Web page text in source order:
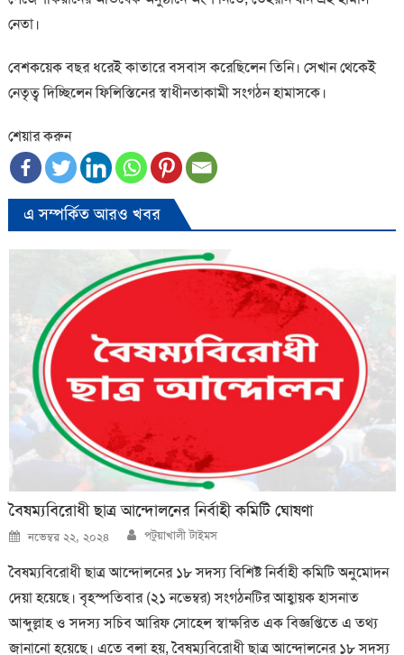
নেতা।
বেশকয়েক বছর ধরেই কাতারে বসবাস করেছিলেন তিনি। সেখান থেকেই
নেতৃত্ব দিচ্ছিলেন ফিলিস্তিনের স্বাধীনতাকামী সংগঠন হামাসকে।
শেয়ার করুন
এ সম্পর্কিত আরও খবর
বৈষম্যবিরোধী ছাত্র আন্দোলনের নির্বাহী কমিটি ঘোষণা
Posted
on
নভেম্বর ২২, ২০২৪ Author
পটুয়াখালী টাইমস
বৈষম্যবিরোধী ছাত্র আন্দোলনের ১৮ সদস্য বিশিষ্ট নির্বাহী কমিটি অনুমোদন
দেয়া হয়েছে। বৃহস্পতিবার (২১ নভেম্বর) সংগঠনটির আহ্বায়ক হাসনাত
আব্দুল্লাহ ও সদস্য সচিব আরিফ সোহেল স্বাক্ষরিত এক বিজ্ঞপ্তিতে এ তথ্য
জানানো হয়েছে। এতে বলা হয়, বৈষম্যবিরোধী ছাত্র আন্দোলনের ১৮ সদস্য